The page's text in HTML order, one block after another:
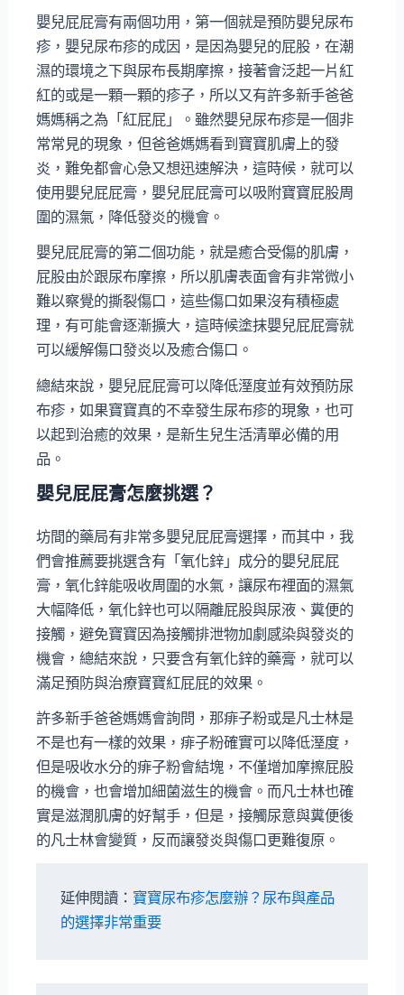
嬰兒屁屁膏有兩個功用，第一個就是預防嬰兒尿布
疹，嬰兒尿布疹的成因，是因為嬰兒的屁股，在潮
濕的環境之下與尿布長期摩擦，接著會泛起一片紅
紅的或是一顆一顆的疹子，所以又有許多新手爸爸
媽媽稱之為「紅屁屁」。雖然嬰兒尿布疹是一個非
常常見的現象，但爸爸媽媽看到寶寶肌膚上的發
炎，難免都會心急又想迅速解決，這時候，就可以
使用嬰兒屁屁膏，嬰兒屁屁膏可以吸附寶寶屁股周
圍的濕氣，降低發炎的機會。
嬰兒屁屁膏的第二個功能，就是癒合受傷的肌膚，
屁股由於跟尿布摩擦，所以肌膚表面會有非常微小
難以察覺的撕裂傷口，這些傷口如果沒有積極處
理，有可能會逐漸擴大，這時候塗抹嬰兒屁屁膏就
可以緩解傷口發炎以及癒合傷口。
總結來說，嬰兒屁屁膏可以降低溼度並有效預防尿
布疹，如果寶寶真的不幸發生尿布疹的現象，也可
以起到治癒的效果，是新生兒生活清單必備的用
品。
嬰兒屁屁膏怎麼挑選？
坊間的藥局有非常多嬰兒屁屁膏選擇，而其中，我
們會推薦要挑選含有「氧化鋅」成分的嬰兒屁屁
膏，氧化鋅能吸收周圍的水氣，讓尿布裡面的濕氣
大幅降低，氧化鋅也可以隔離屁股與尿液、糞便的
接觸，避免寶寶因為接觸排泄物加劇感染與發炎的
機會，總結來說，只要含有氧化鋅的藥膏，就可以
滿足預防與治療寶寶紅屁屁的效果。
許多新手爸爸媽媽會詢問，那痱子粉或是凡士林是
不是也有一樣的效果，痱子粉確實可以降低溼度，
但是吸收水分的痱子粉會結塊，不僅增加摩擦屁股
的機會，也會增加細菌滋生的機會。而凡士林也確
實是滋潤肌膚的好幫手，但是，接觸尿意與糞便後
的凡士林會變質，反而讓發炎與傷口更難復原。
延伸閱讀： 寶寶尿布疹怎麼辦？尿布與產品
的選擇非常重要